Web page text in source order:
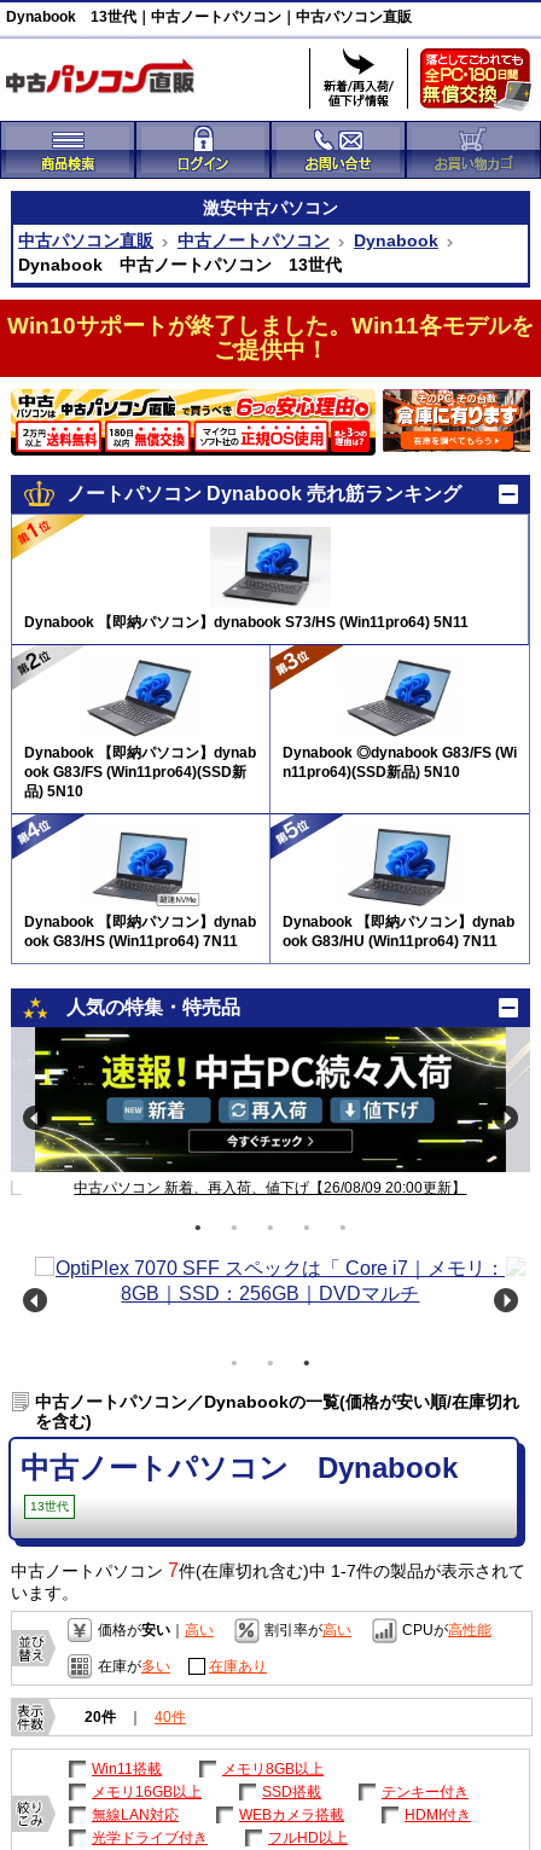
Dynabook 13世代｜中古ノートパソコン｜中古パソコン直販
激安中古パソコン
中古パソコン直販
中古ノートパソコン
Dynabook
Dynabook 中古ノートパソコン 13世代
Win10サポートが終了しました。Win11各モデルを
ご提供中！
ノートパソコン Dynabook 売れ筋ランキング
Dynabook 【即納パソコン】dynabook S73/HS (Win11pro64) 5N11
Dynabook 【即納パソコン】dynab
ook G83/FS (Win11pro64)(SSD新
品) 5N10
Dynabook ◎dynabook G83/FS (Wi
n11pro64)(SSD新品) 5N10
Dynabook 【即納パソコン】dynab
ook G83/HS (Win11pro64) 7N11
Dynabook 【即納パソコン】dynab
ook G83/HU (Win11pro64) 7N11
人気の特集・特売品
中古パソコン 新着、再入荷、値下げ【26/08/09 20:00更新】
中古ノートパソコン／Dynabookの一覧(価格が安い順/在庫切れ
を含む)
中古ノートパソコン Dynabook
13世代
中古ノートパソコン 7件(在庫切れ含む)中 1-7件の製品が表示されて
います。
価格が安い｜ 高い 割引率が高い CPUが高性能
在庫が多い 在庫あり
20件 ｜ 40件
Win11搭載
メモリ8GB以上
メモリ16GB以上
SSD搭載
テンキー付き
無線LAN対応
WEBカメラ搭載
HDMI付き
光学ドライブ付き
フルHD以上